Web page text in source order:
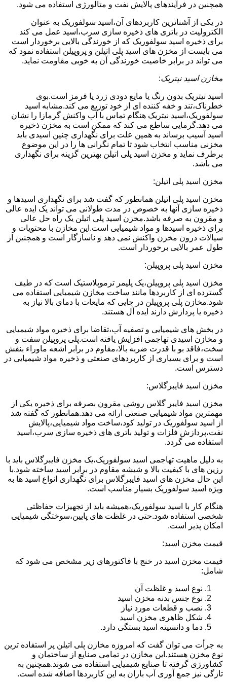
همچنین در فرآیندهای پالایش نفت و متالورژی استفاده می شود.
در یکی از آشناترین کاربردهای آن،اسید سولفوریک به عنوان
الکترولیت در باتری های ذخیره سازی سرب،اسید عمل می کند
برای ذخیره اسید سولفوریک که از خورندگی بالایی برخوردار است
می بایست از مخزن های اسید پلی اتیلن و پروپیلن استفاده نمود که
می تواند در برابر خاصیت خورندگی آن به خوبی مقاومت نماید.
مخازن اسید نیتریک:
اسید نیتریک بدون رنگ یا مایع دودی زرد یا قرمز است.بوی
خطرناک،تند و خفه کننده ای از خود توزیع می کند.مشابه اسید
سولفوریک،اسید نیتریک هنگام تماس با آب واکنش گرمازا را نشان
می دهد.گرمایی ساطع می کند که ممکن است به مخزن ذخیره
اسید آسیب برساند به همین علت برای نگهداری چنین اسیدی باید
مخزنی مناسب انتخاب شود تا تمام نگرانی ها را در این موضوع
برطرف نماید و مخزن اسید پلی اتیلن بهترین گزینه برای نگهداری
می باشد.
مخزن اسید پلی اتیلن:
مخزن اسید پلی اتیلن همانطور که گفت شد برای نگهداری اسیدها و
ذخیره سازی آنها به خصوص در مدت طولانی می تواند یک ایده عالی
و مقرون به صرفه باشد.مخزن اسید پلی اتیلن یک راه حل عالی
برای ذخیره اسیدها و مواد شیمیایی است.این مخازن با محتویات و
سیالات درون مخزن واکنش نمی دهد و ناسازگار است و همچنین از
طول عمر بالایی برخوردار است.
مخزن اسید پلی پروپیلن:
مخزن اسید پلی پروپیلن،یک پلیمر ترموپلاستیک است که در طیف
گسترده ای از کاربردها مانند ساخت مخازن شیمیایی استفاده می
شود.مخازن پلی پروپیلن در جایی که مایعات با دمای بالا نیاز به
ذخیره یا پردازش دارند ایده آل هستند.
در بخش های شیمیایی و تصفیه آب،تقاضا برای ذخیره مواد شیمیایی
و مخازن اسیدی تهاجمی افزایش یافته است.پلی پروپیلن سفت و
سخت،فاقد بو با قدرت ضربه بالا،مقاوم در برابر اشعه ماوراء بنفش
است و برای بسیاری از کاربردهای صنعتی و ذخیره مواد شیمیایی در
دسترس است.
مخزن اسید فایبرگلاس:
مخزن اسید فایبر گلاس روشی مقرون بصرفه برای ذخیره یکی از
مهمترین مواد شیمیایی صنعتی ارائه می دهد.همانطور که گفته شد
از اسید سولفوریک در تولید کود،ساخت مواد شیمیایی،پالایش
نفت،پردازش فلزات و تولید باتری های ذخیره سازی سرب،اسید
استفاده می گردد.
به دلیل ماهیت تهاجمی اسید سولفوریک،یک مخزن فایبرگلاس باید با
رزین های با کیفیت بالا و شیشه مقاوم در برابر اسید ساخته شود.با
این حال مخزن های اسید فایبرگلاس برای نگهداری انواع اسید ها به
ویژه اسید سولفوریک بسیار مناسب است.
هنگام کار با اسید سولفوریک،همیشه باید از تجهیزات حفاظتی
شخصی استفاده شود.حتی در غلظت های پایین،سوختگی شیمیایی
امکان پذیر است.
قیمت مخزن اسید:
قیمت مخزن اسید در خنج با فاکتورهای زیر مشخص می شود که
شامل:
نوع اسید و غلظت آن
نوع جنس بدنه مخزن اسید
نصب و قطعات مورد نیاز
شکل ظاهری مخزن اسید
دما و دانسیته اسید بستگی دارد.
به جرأت می توان گفت که امروزه مخازن پلی اتیلن پر استفاده ترین
نوع مخزن هستند.این مخازن در تمامی صنایع از ساختمان و
کشاورزی گرفته تا صنایع شیمیایی استفاده می شوند.همچنین به
تازگی نیز جمع آوری آب باران به این کاربردها اضافه شده است.